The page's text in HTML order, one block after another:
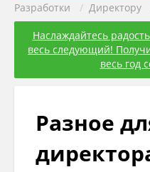
Разработки / Директору
Наслаждайтесь
весь следующий!
весь год
Разное